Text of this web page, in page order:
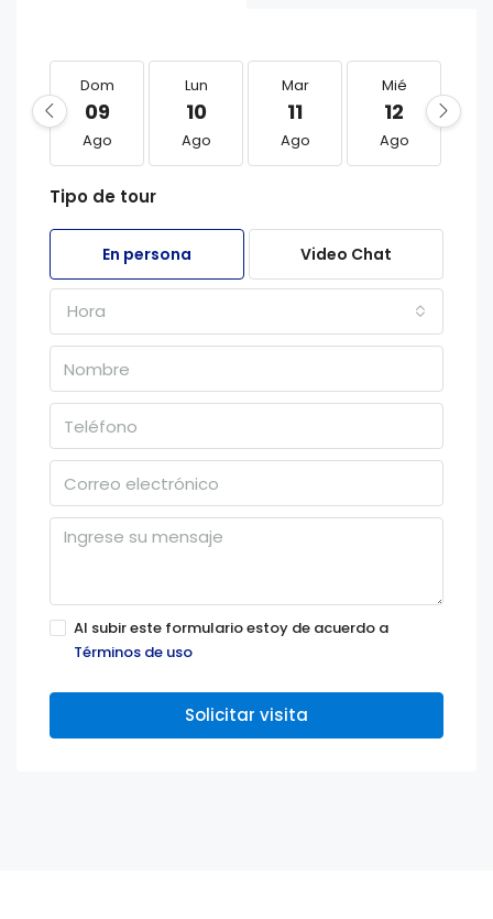
Dom
09
Ago
Lun
10
Ago
Mar
11
Ago
Mié
12
Ago
Tipo de tour
En persona Video Chat
Hora
Al subir este formulario estoy de acuerdo a
Términos de uso
Solicitar visita